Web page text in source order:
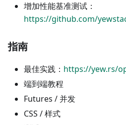
增加性能基准测试：
https://github.com/
指南
最佳实践： https://yew.rs/
端到端教程
Futures / 并发
CSS / 样式